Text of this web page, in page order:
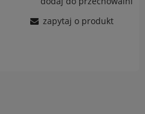
zapytaj o produkt